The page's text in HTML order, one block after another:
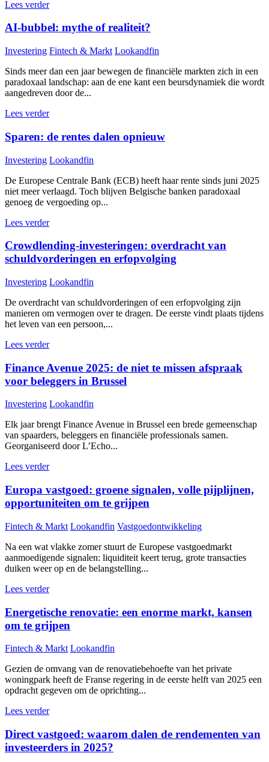
Lees verder
AI-bubbel: mythe of realiteit?
Investering Fintech & Markt Lookandfin
Sinds meer dan een jaar bewegen de financiële markten zich in een
paradoxaal landschap: aan de ene kant een beursdynamiek die wordt
aangedreven door de...
Lees verder
Sparen: de rentes dalen opnieuw
Investering Lookandfin
De Europese Centrale Bank (ECB) heeft haar rente sinds juni 2025
niet meer verlaagd. Toch blijven Belgische banken paradoxaal
genoeg de vergoeding op...
Lees verder
Crowdlending-investeringen: overdracht van
schuldvorderingen en erfopvolging
Investering Lookandfin
De overdracht van schuldvorderingen of een erfopvolging zijn
manieren om vermogen over te dragen. De eerste vindt plaats tijdens
het leven van een persoon,...
Lees verder
Finance Avenue 2025: de niet te missen afspraak
voor beleggers in Brussel
Investering Lookandfin
Elk jaar brengt Finance Avenue in Brussel een brede gemeenschap
van spaarders, beleggers en financiële professionals samen.
Georganiseerd door L’Echo...
Lees verder
Europa vastgoed: groene signalen, volle pijplijnen,
opportuniteiten om te grijpen
Fintech & Markt Lookandfin Vastgoedontwikkeling
Na een wat vlakke zomer stuurt de Europese vastgoedmarkt
aanmoedigende signalen: liquiditeit keert terug, grote transacties
duiken weer op en de belangstelling...
Lees verder
Energetische renovatie: een enorme markt, kansen
om te grijpen
Fintech & Markt Lookandfin
Gezien de omvang van de renovatiebehoefte van het private
woningpark heeft de Franse regering in de eerste helft van 2025 een
opdracht gegeven om de oprichting...
Lees verder
Direct vastgoed: waarom dalen de rendementen van
investeerders in 2025?